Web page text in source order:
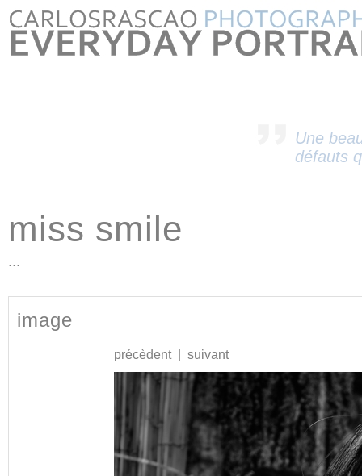
Une
défauts
miss smile
...
image
précèdent suivant